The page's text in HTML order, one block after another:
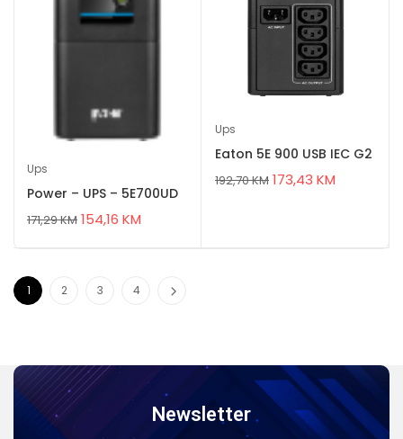
Ups
Power – UPS – 5E700UD
171,29KM 154,16 KM
Ups
Eaton 5E 900 USB IEC G2
192,70KM 173,43 KM
1 2 3 4
Newsletter